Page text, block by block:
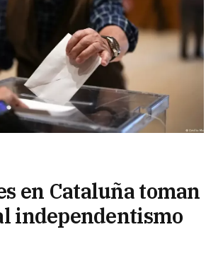
en Cataluña toman
independentismo